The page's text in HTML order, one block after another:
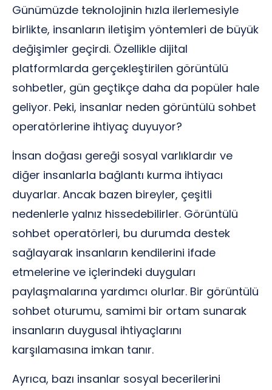
Günümüzde teknolojinin hızla ilerlemesiyle
birlikte, insanların iletişim yöntemleri de büyük
değişimler geçirdi. Özellikle dijital
platformlarda gerçekleştirilen görüntülü
sohbetler, gün geçtikçe daha da popüler hale
geliyor. Peki, insanlar neden görüntülü sohbet
operatörlerine ihtiyaç duyuyor?
İnsan doğası gereği sosyal varlıklardır ve
diğer insanlarla bağlantı kurma ihtiyacı
duyarlar. Ancak bazen bireyler, çeşitli
nedenlerle yalnız hissedebilirler. Görüntülü
sohbet operatörleri, bu durumda destek
sağlayarak insanların kendilerini ifade
etmelerine ve içlerindeki duyguları
paylaşmalarına yardımcı olurlar. Bir görüntülü
sohbet oturumu, samimi bir ortam sunarak
insanların duygusal ihtiyaçlarını
karşılamasına imkan tanır.
Ayrıca, bazı insanlar sosyal becerilerini